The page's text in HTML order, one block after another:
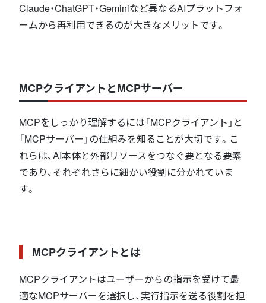
Claude・ChatGPT・Geminiなど異なるAIプラットフォ
ームから再利用できるのが大きなメリットです。
MCPクライアントとMCPサーバー
MCPをしっかり理解するには「MCPクライアント」と
「MCPサーバー」の仕組みを知ることが大切です。こ
れらは、AI本体と外部リソースをつなぐ要となる要素
であり、それぞれさらに細かい役割に分かれていま
す。
MCPクライアントとは
MCPクライアントはユーザーからの指示を受けて最
適なMCPサーバーを選択し、実行指示を送る役割を担